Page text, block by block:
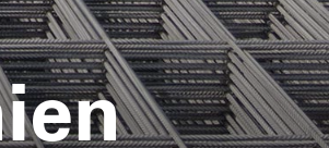
Verkupferter Draht
Schweissdrähte PITTARC
GMAW
SIAT
Pittarc
Bstg
Kovinar